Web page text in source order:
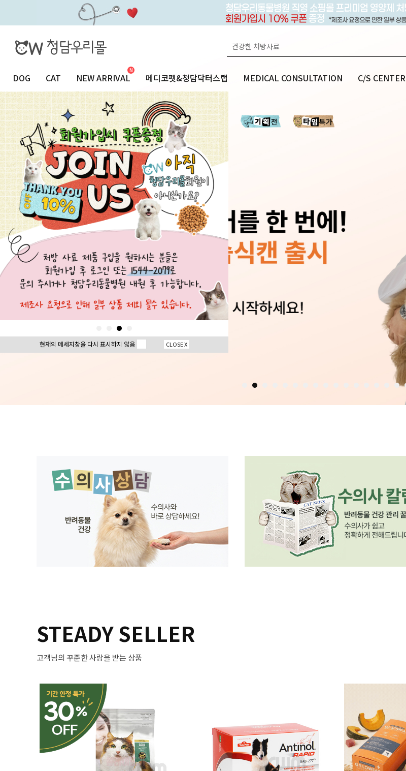
DOG CAT NEW ARRIVAL 메디코펫&청담닥터스랩 MEDICAL CONSULTATION C/S CENTER
24시청담우리동물병원 SALE VETERINARY COLUMN
STEADY SELLER
고객님의 꾸준한 사랑을 받는 상품
현재의 메세지창을 다시 표시하지 않음 CLOSE X